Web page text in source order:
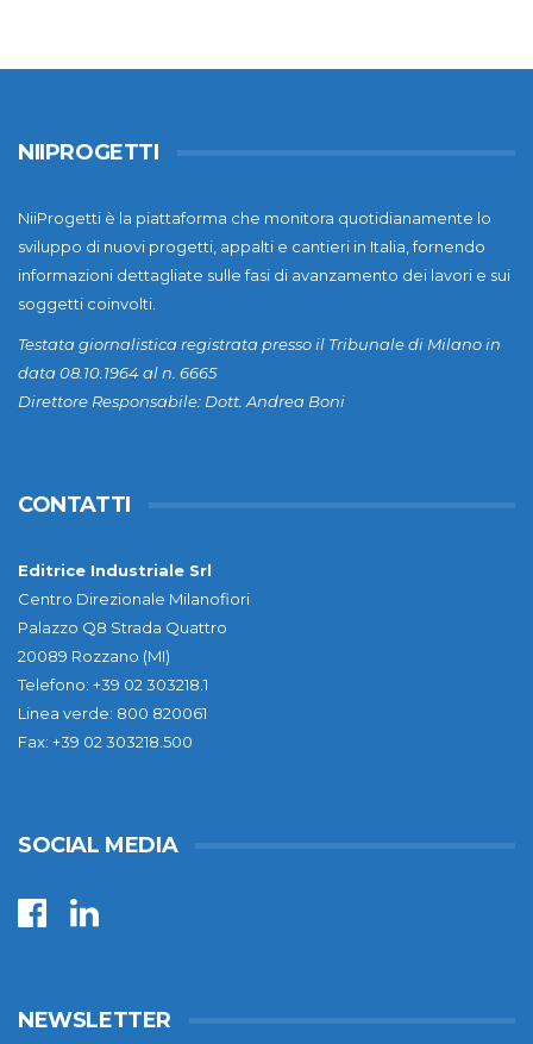
NIIPROGETTI
NiiProgetti è la piattaforma che monitora quotidianamente lo
sviluppo di nuovi progetti, appalti e cantieri in Italia, fornendo
informazioni dettagliate sulle fasi di avanzamento dei lavori e sui
soggetti coinvolti.
Testata giornalistica registrata presso il Tribunale di Milano in
data 08.10.1964 al n. 6665
Direttore Responsabile: Dott. Andrea Boni
CONTATTI
Editrice Industriale Srl
Centro Direzionale Milanofiori
Palazzo Q8 Strada Quattro
20089 Rozzano (MI)
Telefono: +39 02 303218.1
Linea verde: 800 820061
Fax: +39 02 303218.500
SOCIAL MEDIA
NEWSLETTER